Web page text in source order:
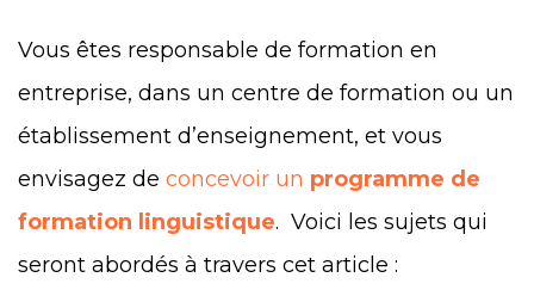
Vous êtes responsable de formation en
entreprise, dans un centre de formation ou un
établissement d’enseignement, et vous
envisagez de concevoir un programme de
formation linguistique. Voici les sujets qui
seront abordés à travers cet article :